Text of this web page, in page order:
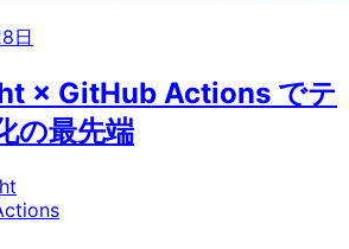
日
× GitHub Actions でテ
の最先端